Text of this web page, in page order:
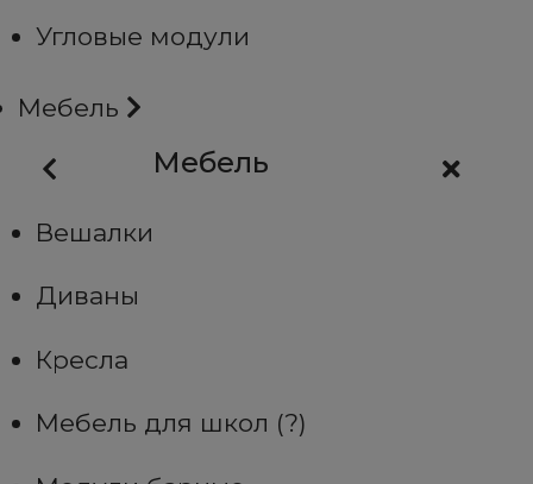
Угловые модули
Мебель
Мебель
Вешалки
Диваны
Кресла
Мебель для школ (?)